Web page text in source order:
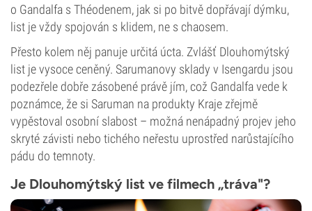
o Gandalfa s Théodenem, jak si po bitvě dopřávají dýmku,
list je vždy spojován s klidem, ne s chaosem.
Přesto kolem něj panuje určitá úcta. Zvlášť Dlouhomýtský
list je vysoce ceněný. Sarumanovy sklady v Isengardu jsou
podezřele dobře zásobené právě jím, což Gandalfa vede k
poznámce, že si Saruman na produkty Kraje zřejmě
vypěstoval osobní slabost – možná nenápadný projev jeho
skryté závisti nebo tichého neřestu uprostřed narůstajícího
pádu do temnoty.
Je Dlouhomýtský list ve filmech „tráva"?